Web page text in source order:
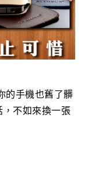
的手機也舊了髒
不如來換一張